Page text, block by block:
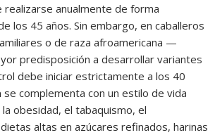
realizarse anualmente de forma
los 45 años. Sin embargo, en caballeros
o de raza afroamericana —
predisposición a desarrollar variantes
debe iniciar estrictamente a los 40
se complementa con un estilo de vida
obesidad, el tabaquismo, el
altas en azúcares refinados, harinas